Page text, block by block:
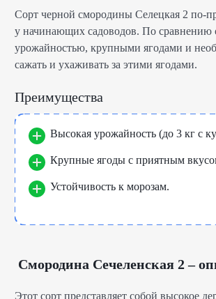
Сорт черной смородины Селецкая 2 по-
у начинающих садоводов. По сравнению
урожайностью, крупными ягодами и
сажать и ухаживать за этими ягодами.
Преимущества
Высокая урожайность (до 3 кг с
Крупные ягоды с приятным
Устойчивость к морозам.
Смородина Сечеленская 2 –
Этот сорт представляет собой высокое